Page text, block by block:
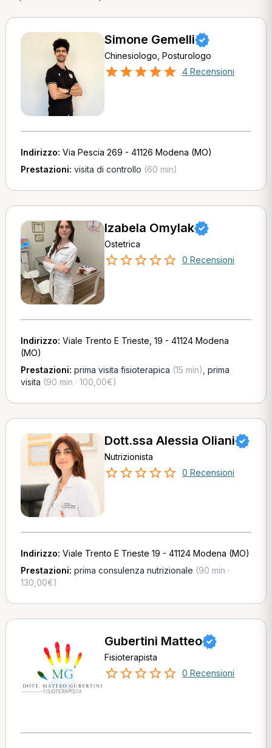
Simone Gemelli
Chinesiologo, Posturologo
4 Recensioni
Indirizzo: Via Pescia 269 - 41126 Modena (MO)
Prestazioni: visita di controllo (60 min)
Izabela Omylak
Ostetrica
0 Recensioni
Indirizzo: Viale Trento E Trieste, 19 - 41124 Modena
(MO)
Prestazioni: prima visita fisioterapica (15 min) prima
visita (90 min · 100,00€)
Dott.ssa Alessia Oliani
Nutrizionista
0 Recensioni
Indirizzo: Viale Trento E Trieste 19 - 41124 Modena (MO)
Prestazioni: prima consulenza nutrizionale (90 min ·
130,00€)
Gubertini Matteo
Fisioterapista
0 Recensioni